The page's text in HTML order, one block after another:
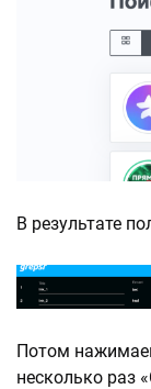
В результате
Потом
несколько раз